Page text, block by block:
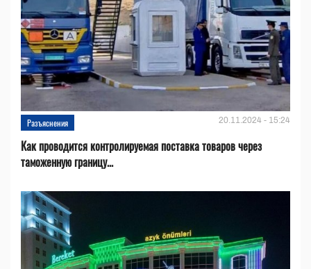
Разъяснения 20.11.2024 - 15:24
Как проводится контролируемая поставка товаров через
таможенную границу...